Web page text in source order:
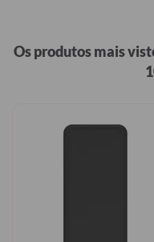
Os produtos mais